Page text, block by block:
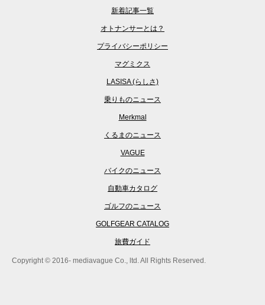
新着記事一覧
オトナンサーとは？
プライバシーポリシー
マグミクス
LASISA (らしさ)
乗りものニュース
Merkmal
くるまのニュース
VAGUE
バイクのニュース
自動車カタログ
ゴルフのニュース
GOLFGEAR CATALOG
旅費ガイド
Copyright © 2016- mediavague Co., ltd. All Rights Reserved.